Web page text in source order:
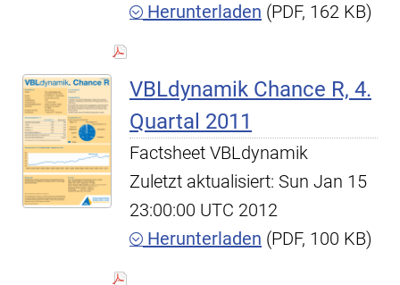
Herunterladen (PDF, 162 KB)
VBLdynamik Chance R, 4.
Quartal 2011
Factsheet VBLdynamik
Zuletzt aktualisiert: Sun Jan 15
23:00:00 UTC 2012
Herunterladen (PDF, 100 KB)